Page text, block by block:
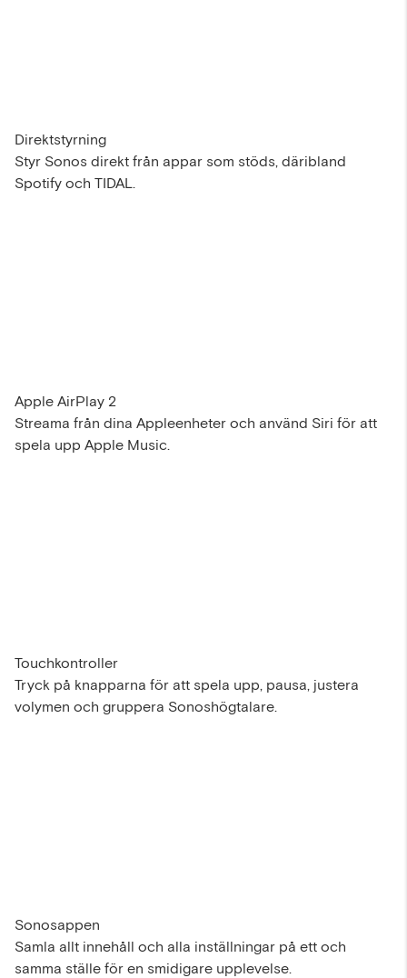
Direktstyrning
Styr Sonos direkt från appar som stöds, däribland
Spotify och TIDAL.
Apple AirPlay 2
Streama från dina Appleenheter och använd Siri för att
spela upp Apple Music.
Touchkontroller
Tryck på knapparna för att spela upp, pausa, justera
volymen och gruppera Sonoshögtalare.
Sonosappen
Samla allt innehåll och alla inställningar på ett och
samma ställe för en smidigare upplevelse.